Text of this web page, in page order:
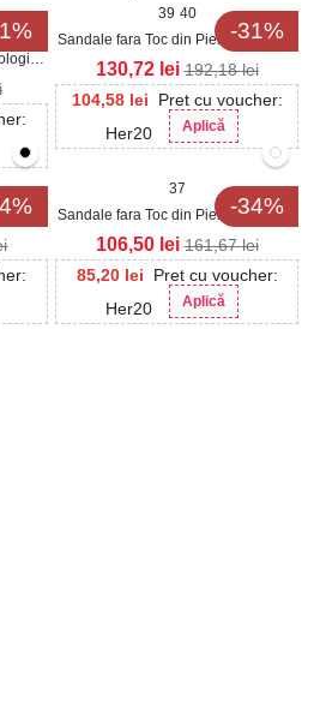
-31%
39 40
Sandale fara Toc din Piele Ecologica
dama Camel Miah
104,58 lei
Pret cu voucher:
Her20
Aplică
130,72 lei 192,18lei
-34%
37
Sandale fara Toc din Piele Ecologica
dama Negre Zosia
85,20 lei
Pret cu voucher:
Her20
Aplică
106,50 lei 161,67lei